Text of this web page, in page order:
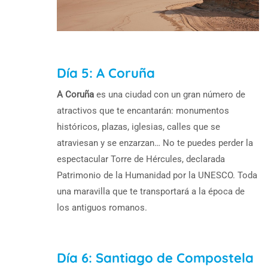
Día 5: A Coruña
A Coruña es una ciudad con un gran número de
atractivos que te encantarán: monumentos
históricos, plazas, iglesias, calles que se
atraviesan y se enzarzan… No te puedes perder la
espectacular Torre de Hércules, declarada
Patrimonio de la Humanidad por la UNESCO. Toda
una maravilla que te transportará a la época de
los antiguos romanos.
Día 6: Santiago de Compostela